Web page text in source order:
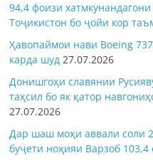
94,4 фоизи
Тоҷикистон бо ҷойи кор
Ҳавопаймои нави Boeing
карда шуд 27.07.2026
Донишгоҳи славянии
таҳсил бо як қатор
27.07.2026
Дар шаш моҳи аввали соли
буҷети ноҳияи Варзоб